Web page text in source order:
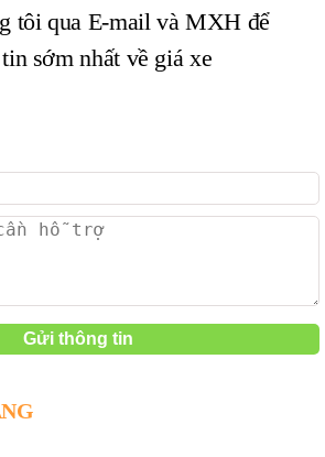
tôi qua E-mail và MXH để
sớm nhất về giá xe